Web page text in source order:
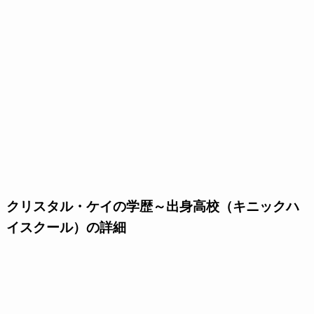
クリスタル・ケイの学歴～出身高校（キニックハ
イスクール）の詳細